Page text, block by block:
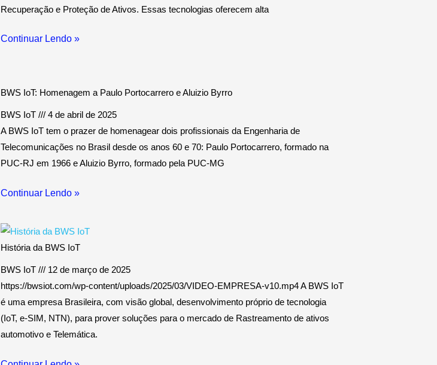
Recuperação e Proteção de Ativos. Essas tecnologias oferecem alta
Continuar Lendo »
BWS IoT: Homenagem a Paulo Portocarrero e Aluizio Byrro
BWS IoT
4 de abril de 2025
A BWS IoT tem o prazer de homenagear dois profissionais da Engenharia de
Telecomunicações no Brasil desde os anos 60 e 70: Paulo Portocarrero, formado na
PUC-RJ em 1966 e Aluizio Byrro, formado pela PUC-MG
Continuar Lendo »
História da BWS IoT
BWS IoT
12 de março de 2025
https://bwsiot.com/wp-content/uploads/2025/03/VIDEO-EMPRESA-v10.mp4 A BWS IoT
é uma empresa Brasileira, com visão global, desenvolvimento próprio de tecnologia
(IoT, e-SIM, NTN), para prover soluções para o mercado de Rastreamento de ativos
automotivo e Telemática.